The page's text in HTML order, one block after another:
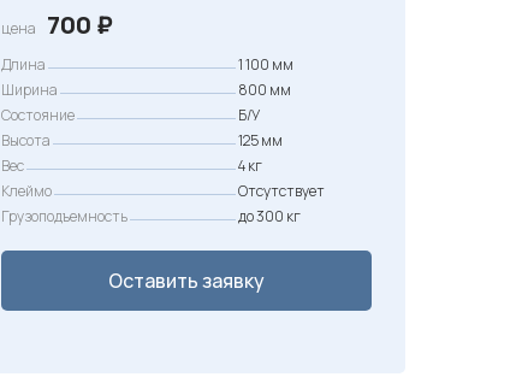
цена 700 ₽
Длина
1 100 мм
Ширина
800 мм
Состояние
Б/У
Высота
125 мм
Вес
4 кг
Клеймо
Отсутствует
Грузоподъемность
до 300 кг
Оставить заявку